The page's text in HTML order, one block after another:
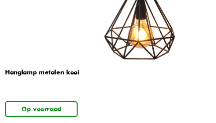
Hanglamp metalen kooi
Op voorraad